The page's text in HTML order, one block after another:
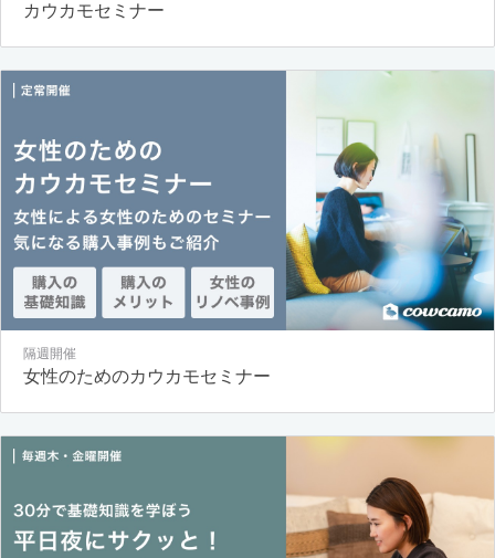
カウカモセミナー
隔週開催
女性のためのカウカモセミナー